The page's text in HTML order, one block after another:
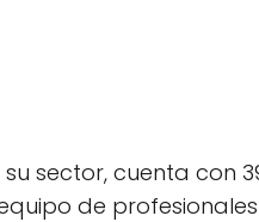
sector, cuenta con
de